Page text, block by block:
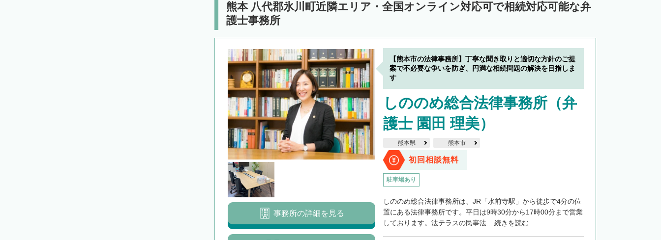
熊本 八代郡氷川町近隣エリア・全国オンライン対応可で相続対応可能な弁
護士事務所
【熊本市の法律事務所】丁寧な聞き取りと適切な方針のご提
案で不必要な争いを防ぎ、円満な相続問題の解決を目指しま
す
しののめ総合法律事務所（弁
護士 園田 理美）
熊本県 熊本市
初回相談無料
駐車場あり
しののめ総合法律事務所は、JR「水前寺駅」から徒歩で4分の位
置にある法律事務所です。平日は9時30分から17時00分まで営業
しております。法テラスの民事法... 続きを読む
事務所の詳細を見る